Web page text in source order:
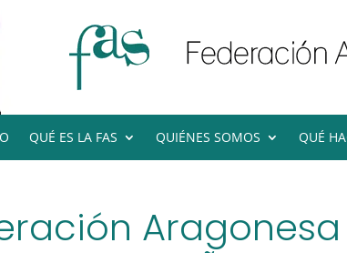
QUÉ ES LA FAS QUIÉNES SOMOS QUÉ